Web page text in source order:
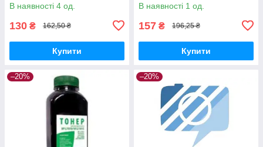
В наявності 4 од.
130 ₴ 162,50 ₴
Купити
В наявності 1 од.
157 ₴ 196,25 ₴
Купити
–20% –20%